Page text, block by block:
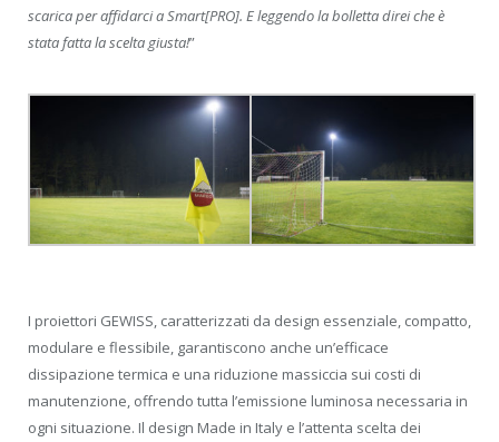
scarica per affidarci a Smart[PRO]. E leggendo la bolletta direi che è
stata fatta la scelta giusta!”
I proiettori GEWISS, caratterizzati da design essenziale, compatto,
modulare e flessibile, garantiscono anche un’efficace
dissipazione termica e una riduzione massiccia sui costi di
manutenzione, offrendo tutta l’emissione luminosa necessaria in
ogni situazione. Il design Made in Italy e l’attenta scelta dei